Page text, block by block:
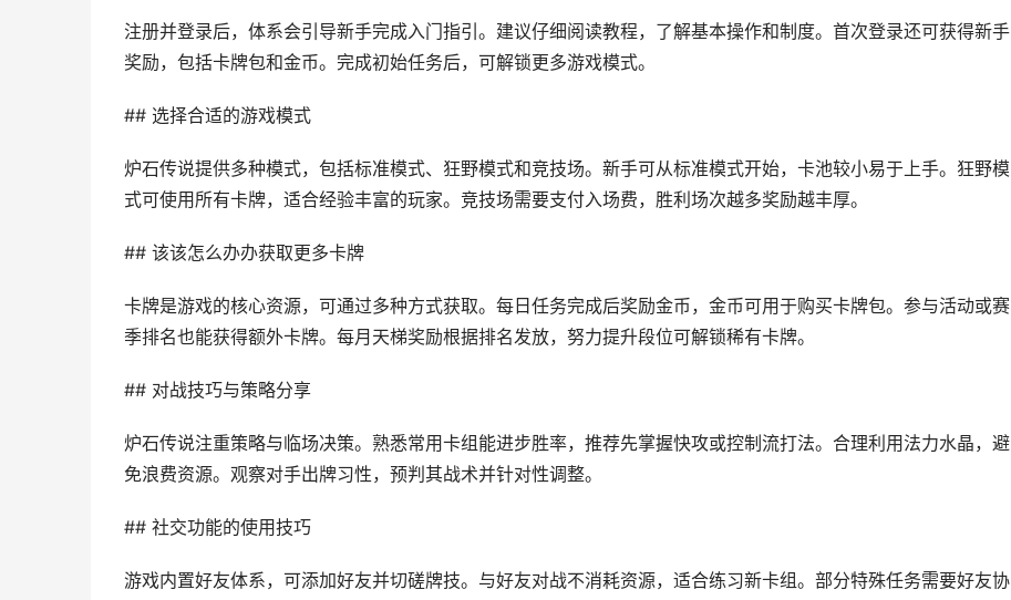
注册并登录后，体系会引导新手完成入门指引。建议仔细阅读教程，了解基本操作和制度。首次登录还可获得新手
奖励，包括卡牌包和金币。完成初始任务后，可解锁更多游戏模式。
## 选择合适的游戏模式
炉石传说提供多种模式，包括标准模式、狂野模式和竞技场。新手可从标准模式开始，卡池较小易于上手。狂野模
式可使用所有卡牌，适合经验丰富的玩家。竞技场需要支付入场费，胜利场次越多奖励越丰厚。
## 该该怎么办办获取更多卡牌
卡牌是游戏的核心资源，可通过多种方式获取。每日任务完成后奖励金币，金币可用于购买卡牌包。参与活动或赛
季排名也能获得额外卡牌。每月天梯奖励根据排名发放，努力提升段位可解锁稀有卡牌。
## 对战技巧与策略分享
炉石传说注重策略与临场决策。熟悉常用卡组能进步胜率，推荐先掌握快攻或控制流打法。合理利用法力水晶，避
免浪费资源。观察对手出牌习性，预判其战术并针对性调整。
## 社交功能的使用技巧
游戏内置好友体系，可添加好友并切磋牌技。与好友对战不消耗资源，适合练习新卡组。部分特殊任务需要好友协